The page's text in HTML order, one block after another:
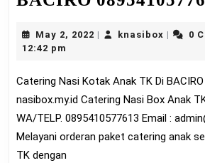
May 2, 2022 May
knasibox 0
12:42 pm
Catering Nasi Kotak Anak TK Di BACIRO 0895410577613 –
nasibox.my.id Catering Nasi Box Anak
WA/TELP. 0895410577613 Email :
Melayani orderan paket catering anak
TK dengan